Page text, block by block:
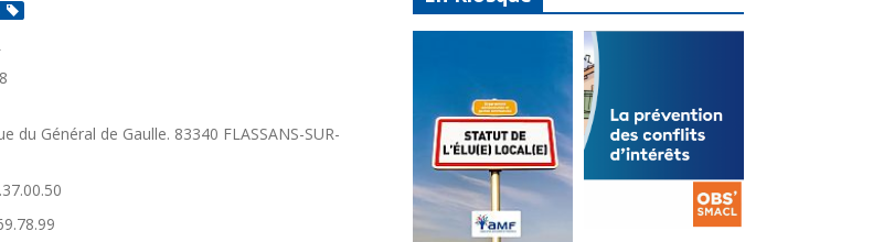
du Général de Gaulle. 83340 FLASSANS-SUR-